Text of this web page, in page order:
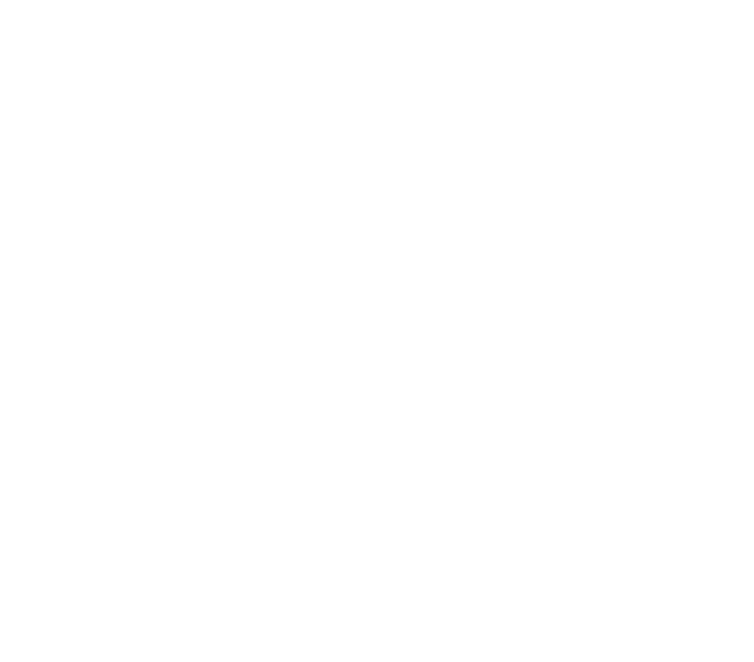
いて
にバッジを付与しています
た安心・安全なユーザーです
の取引を完了させた実績があります
スでの取引実績があります
のではありません
以内＆設定した発送日数内に発送してい
します
！
！